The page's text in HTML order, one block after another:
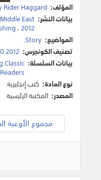
المؤلف: Rider Haggard
بيانات النشر: East
،2012
المواضيع: Story
.
تصنيف الكونجرس: 2012
بيانات السلسلة: Classic
Readers.
نوع المادة: كتب إنجليزية
المصدر: المكتبة الرئيسية
مجموع الأوعية